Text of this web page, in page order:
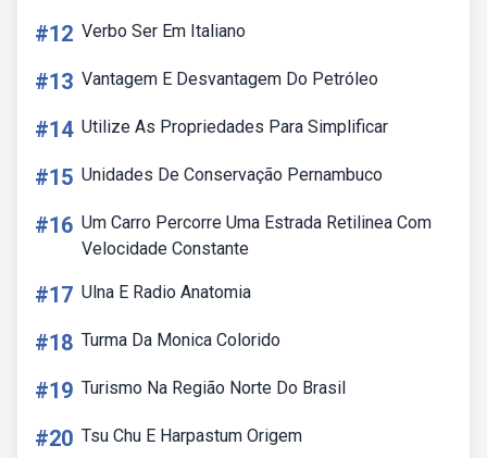
#12 Verbo Ser Em Italiano
#13 Vantagem E Desvantagem Do Petróleo
#14 Utilize As Propriedades Para Simplificar
#15 Unidades De Conservação Pernambuco
#16 Um Carro Percorre Uma Estrada Retilinea Com
Velocidade Constante
#17 Ulna E Radio Anatomia
#18 Turma Da Monica Colorido
#19 Turismo Na Região Norte Do Brasil
#20 Tsu Chu E Harpastum Origem